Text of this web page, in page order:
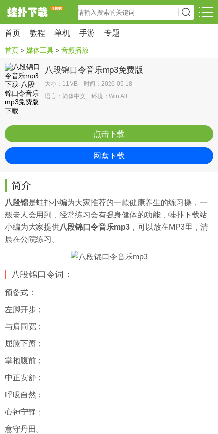
首页 教程 单机 手游 专题
首页 > 媒体工具 > 音频播放
八段锦口令音乐mp3免费版
大小：11MB 时间：2026-05-18
语言：简体中文 环境：Win All
点击下载
网盘下载
简介
八段锦是蛙扑小编为大家推荐的一款健康养生的练习操，一
般老人会用到，经常练习会有强身健体的功能，蛙扑下载站
小编为大家提供八段锦口令音乐mp3 ，可以放在MP3里，清
晨在公院练习。
八段锦口令词：
预备式：
左脚开步；
与肩同宽；
屈膝下蹲；
掌抱腹前；
中正安舒；
呼吸自然；
心神宁静；
意守丹田。